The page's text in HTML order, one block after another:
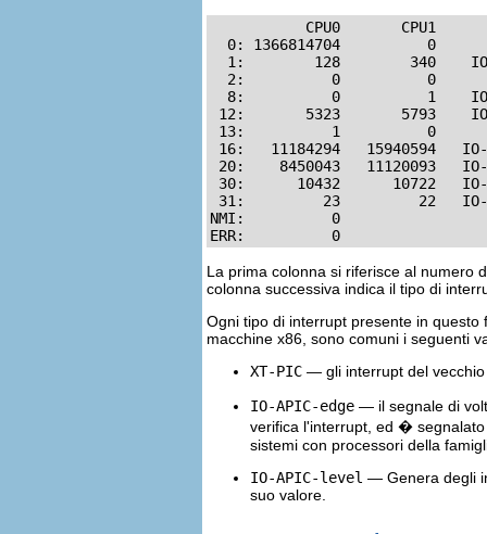
CPU0
0: 1366814704          0
1:        128        340
2:          0          0
8:          0          1
12:       5323       5793    IO-
13:          1          0
16:   11184294   15940594
20:    8450043   11120093
30:      10432      10722   IO-
31:         23         22   IO-
NMI:          0
ERR:          0
La prima colonna si riferisce al numero
colonna successiva indica il tipo di
Ogni tipo di interrupt presente in
macchine x86, sono comuni i seguenti
XT-PIC — gli interrupt del vecchio
IO-APIC-edge — il segnale di
verifica l'interrupt, ed �
sistemi con processori della
IO-APIC-level — Genera degli
suo valore.